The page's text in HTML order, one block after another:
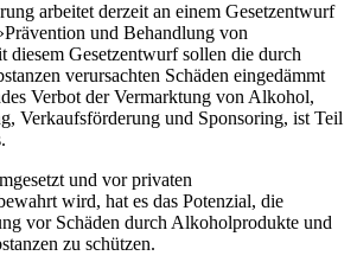
arbeitet derzeit an einem Gesetzentwurf
und Behandlung von
diesem Gesetzentwurf sollen die durch
verursachten Schäden eingedämmt
Verbot der Vermarktung von Alkohol,
Verkaufsförderung und Sponsoring, ist Teil
und vor privaten
wird, hat es das Potenzial, die
vor Schäden durch Alkoholprodukte und
zu schützen.